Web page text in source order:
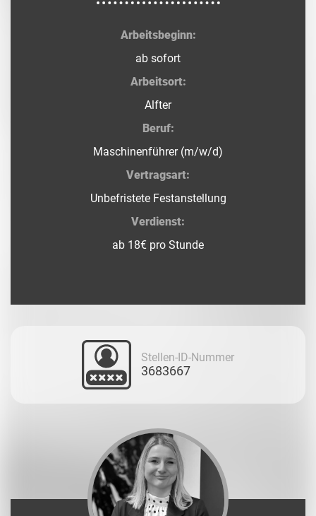
Arbeitsbeginn:
ab sofort
Arbeitsort:
Alfter
Beruf:
Maschinenführer (m/w/d)
Vertragsart:
Unbefristete Festanstellung
Verdienst:
ab 18€ pro Stunde
Stellen-ID-Nummer
3683667